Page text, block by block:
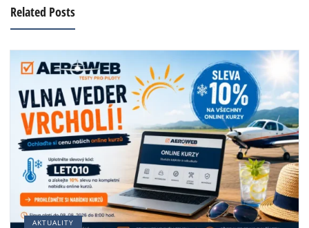
Related Posts
AKTUALITY